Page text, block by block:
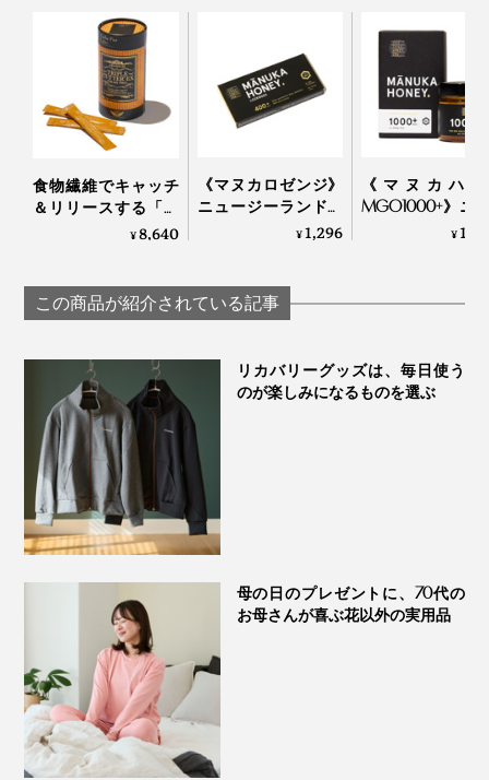
『JARA Honey』は、国際的にも評価され、2024年には
金賞を受賞。
※国際的な専門家の審査員によってブラインドテイスティングされ、味・外観・香
り、・テクスチャー・風味・口当たりについて評価される、国際的なコンテスト
九州大学との共同研究では、黄色ブドウ球菌、大腸菌、
食物繊維でキャッチ
＆リリースする「ト
リプルカッター EXグ
¥8,640
《マヌカロゼンジ》
ニュージーランド政
府認定、マヌカハニ
ュガー）｜トゥルー
ハニー
¥1,296
《マヌカハ
MGO1000+》ニ
ジーランド政
¥
この商品が紹介されている記事
リカバリーグッズは、毎日使う
のが楽しみになるものを選ぶ
母の日のプレゼントに、70代の
お母さんが喜ぶ花以外の実用品